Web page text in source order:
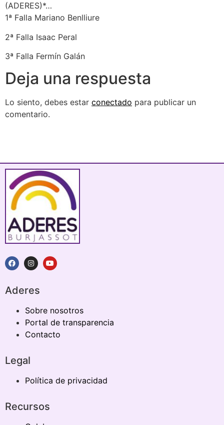
(ADERES)*…
1ª Falla Mariano Benlliure
2ª Falla Isaac Peral
3ª Falla Fermín Galán
Deja una respuesta
Lo siento, debes estar conectado para publicar un
comentario.
Aderes
Sobre nosotros
Portal de transparencia
Contacto
Legal
Política de privacidad
Recursos